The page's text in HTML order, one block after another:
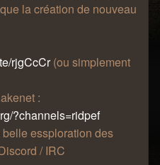
la création de nouveau
rjgCcCr(ou simplement
:
?channels=ridpef
essploration des
/ IRC
session